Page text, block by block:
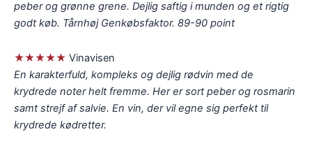
peber og grønne grene. Dejlig saftig i munden og et rigtig
godt køb. Tårnhøj Genkøbsfaktor. 89-90 point
★★★★★ Vinavisen
En karakterfuld, kompleks og dejlig rødvin med de
krydrede noter helt fremme. Her er sort peber og rosmarin
samt strejf af salvie. En vin, der vil egne sig perfekt til
krydrede kødretter.